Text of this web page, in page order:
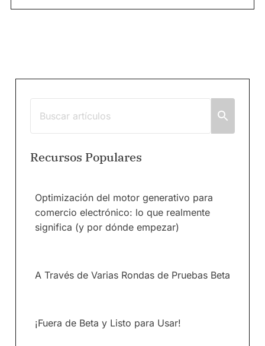
Recursos Populares
Optimización del motor generativo para
comercio electrónico: lo que realmente
significa (y por dónde empezar)
A Través de Varias Rondas de Pruebas Beta
¡Fuera de Beta y Listo para Usar!